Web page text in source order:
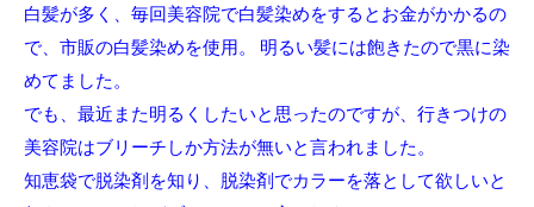
白髪が多く、毎回美容院で白髪染めをするとお金がかかるの
で、市販の白髪染めを使用。 明るい髪には飽きたので黒に染
めてました。
でも、最近また明るくしたいと思ったのですが、行きつけの
美容院はブリーチしか方法が無いと言われました。
知恵袋で脱染剤を知り、脱染剤でカラーを落として欲しいと